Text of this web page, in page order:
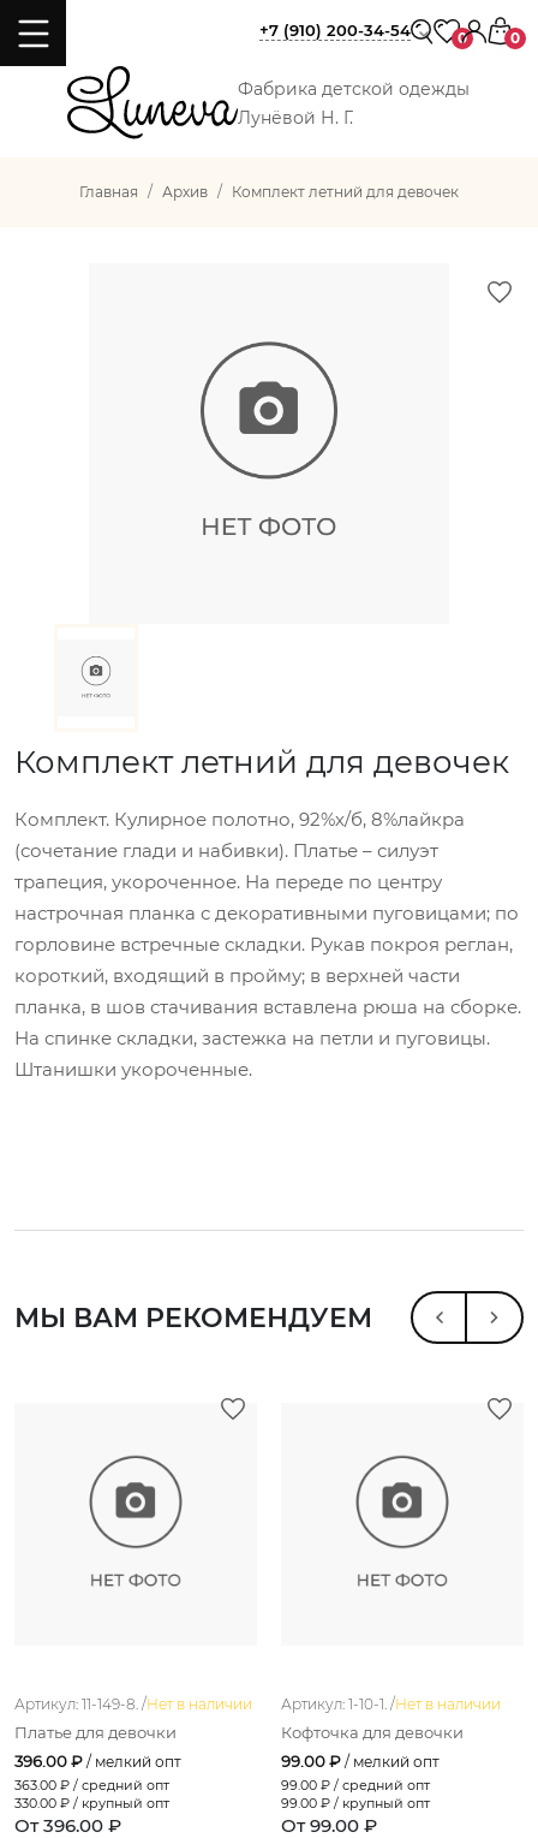
Фабрика детской одежды
Лунёвой Н. Г.
+7 (910) 200-34-54 0 0
Главная Архив Комплект летний для девочек
Комплект летний для девочек
Комплект. Кулирное полотно, 92%х/б, 8%лайкра
(сочетание глади и набивки). Платье – силуэт
трапеция, укороченное. На переде по центру
настрочная планка с декоративными пуговицами; по
горловине встречные складки. Рукав покроя реглан,
короткий, входящий в пройму; в верхней части
планка, в шов стачивания вставлена рюша на сборке.
На спинке складки, застежка на петли и пуговицы.
Штанишки укороченные.
МЫ ВАМ РЕКОМЕНДУЕМ
Артикул: 11-149-8. /Нет в наличии
Платье для девочки
396.00 ₽ / мелкий опт
363.00 ₽ / средний опт
330.00 ₽ / крупный опт
От 396.00 ₽
Артикул: 1-10-1. /Нет в наличии
Кофточка для девочки
99.00 ₽ / мелкий опт
99.00 ₽ / средний опт
99.00 ₽ / крупный опт
От 99.00 ₽